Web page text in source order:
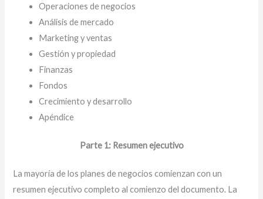
Operaciones de negocios
Análisis de mercado
Marketing y ventas
Gestión y propiedad
Finanzas
Fondos
Crecimiento y desarrollo
Apéndice
Parte 1: Resumen ejecutivo
La mayoría de los planes de negocios comienzan con un
resumen ejecutivo completo al comienzo del documento. La